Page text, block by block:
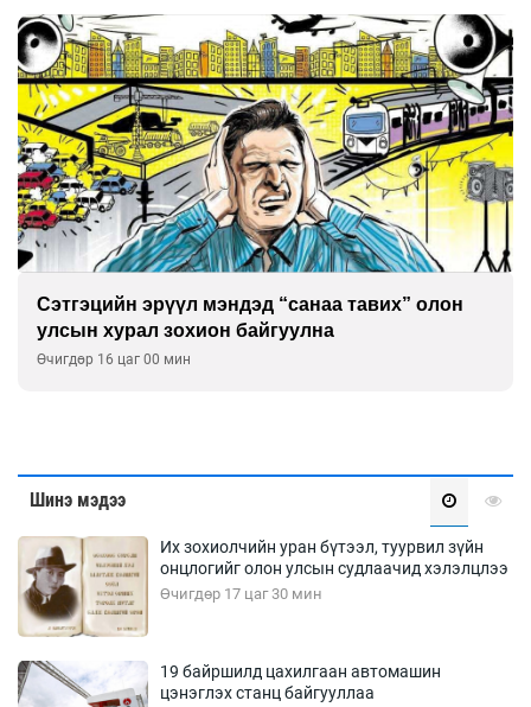
Сэтгэцийн эрүүл мэндэд “санаа тавих” олон
улсын хурал зохион байгуулна
Өчигдөр 16 цаг 00 мин
Шинэ мэдээ
Их зохиолчийн уран бүтээл, туурвил зүйн
онцлогийг олон улсын судлаачид хэлэлцлээ
Өчигдөр 17 цаг 30 мин
19 байршилд цахилгаан автомашин
цэнэглэх станц байгууллаа